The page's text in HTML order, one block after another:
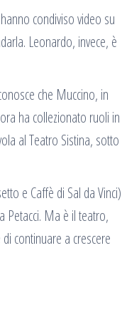
condiviso video su
Leonardo, invece, è
che Muccino, in
ha collezionato ruoli in
al Teatro Sistina, sotto
e Caffè di Sal da Vinci)
Petacci. Ma è il teatro,
continuare a crescere